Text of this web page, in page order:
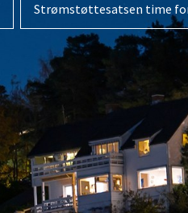
Strømstøttesatsen time